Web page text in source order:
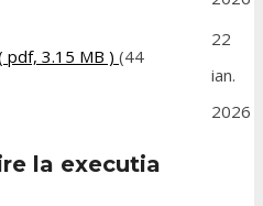
pdf, 3.15 MB ) (44
22
ian.
2026
la executia